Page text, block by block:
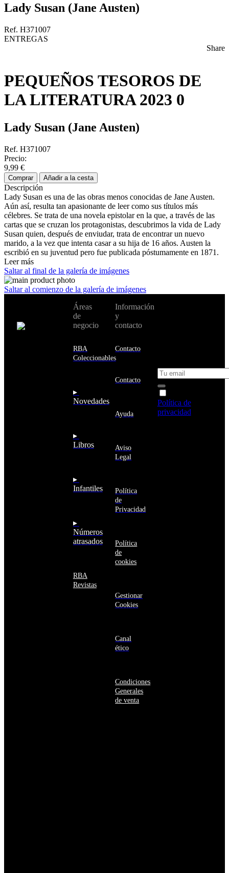
Lady Susan (Jane Austen)
Ref. H371007
ENTREGAS
Share
PEQUEÑOS TESOROS DE
LA LITERATURA 2023 0
Lady Susan (Jane Austen)
Ref. H371007
Precio:
9,99 €
Comprar Añadir a la cesta
Descripción
Lady Susan es una de las obras menos conocidas de Jane Austen.
Aún así, resulta tan apasionante de leer como sus títulos más
célebres. Se trata de una novela epistolar en la que, a través de las
cartas que se cruzan los protagonistas, descubrimos la vida de Lady
Susan quien, después de enviudar, trata de encontrar un nuevo
marido, a la vez que intenta casar a su hija de 16 años. Austen la
escribió en su juventud pero fue publicada póstumamente en 1871.
Leer más
Saltar al final de la galería de imágenes
Saltar al comienzo de la galería de imágenes
Azerbaiyán
Áreas
de
negocio
RBA
Coleccionables
▸
Novedades
▸
Libros
▸
Infantiles
▸
Números
atrasados
RBA
Revistas
Información
y
contacto
Contacto
Contacto
Ayuda
Aviso
Legal
Política
de
Privacidad
Política
de
cookies
Gestionar
Cookies
Canal
ético
Condiciones
Generales
de venta
Política de
privacidad